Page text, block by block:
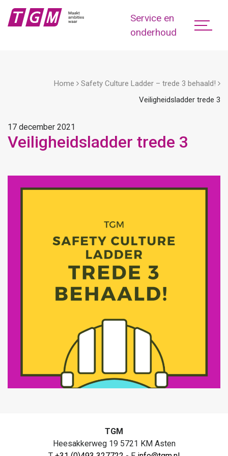
Service en
onderhoud
Home
Safety Culture Ladder – trede 3 behaald!
Veiligheidsladder trede 3
17 december 2021
Veiligheidsladder trede 3
TGM
Heesakkerweg 19 5721 KM Asten